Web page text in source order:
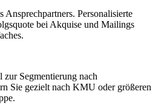
Ansprechpartners. Personalisierte
bei Akquise und Mailings
zur Segmentierung nach
Sie gezielt nach KMU oder größeren